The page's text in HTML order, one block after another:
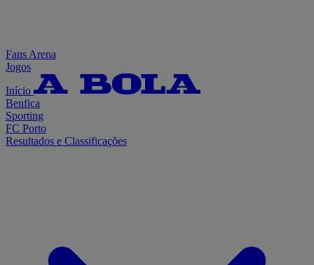
Fans Arena
Jogos
Início
Benfica
Sporting
FC Porto
Resultados e Classificações